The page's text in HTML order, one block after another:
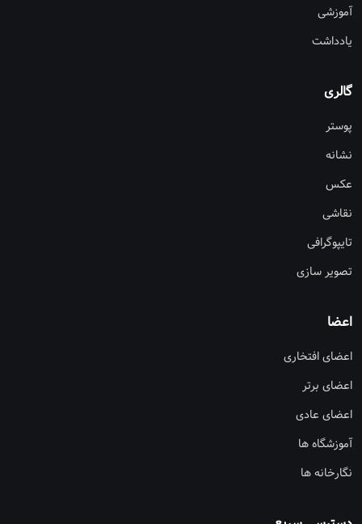
آموزشی
یادداشت
گالری
پوستر
نشانه
عکس
نقاشی
تایپوگرافی
تصویر سازی
اعضا
اعضای افتخاری
اعضای برتر
اعضای عادی
آموزشگاه ها
نگارخانه ها